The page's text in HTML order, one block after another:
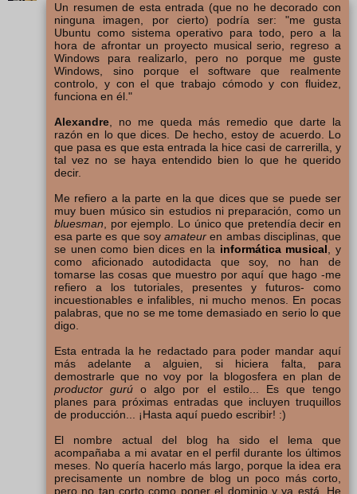
Un resumen de esta entrada (que no he decorado con
ninguna imagen, por cierto) podría ser: "me gusta
Ubuntu como sistema operativo para todo, pero a la
hora de afrontar un proyecto musical serio, regreso a
Windows para realizarlo, pero no porque me guste
Windows, sino porque el software que realmente
controlo, y con el que trabajo cómodo y con fluidez,
funciona en él."
Alexandre , no me queda más remedio que darte la
razón en lo que dices. De hecho, estoy de acuerdo. Lo
que pasa es que esta entrada la hice casi de carrerilla, y
tal vez no se haya entendido bien lo que he querido
decir.
Me refiero a la parte en la que dices que se puede ser
muy buen músico sin estudios ni preparación, como un
bluesman , por ejemplo. Lo único que pretendía decir en
esa parte es que soyamateur en ambas disciplinas, que
se unen como bien dices en la informática musical , y
como aficionado autodidacta que soy, no han de
tomarse las cosas que muestro por aquí que hago -me
refiero a los tutoriales, presentes y futuros- como
incuestionables e infalibles, ni mucho menos. En pocas
palabras, que no se me tome demasiado en serio lo que
digo.
Esta entrada la he redactado para poder mandar aquí
más adelante a alguien, si hiciera falta, para
demostrarle que no voy por la blogosfera en plan de
productor gurú o algo por el estilo... Es que tengo
planes para próximas entradas que incluyen truquillos
de producción... ¡Hasta aquí puedo escribir! :)
El nombre actual del blog ha sido el lema que
acompañaba a mi avatar en el perfil durante los últimos
meses. No quería hacerlo más largo, porque la idea era
precisamente un nombre de blog un poco más corto,
pero no tan corto como poner el dominio y ya está. He